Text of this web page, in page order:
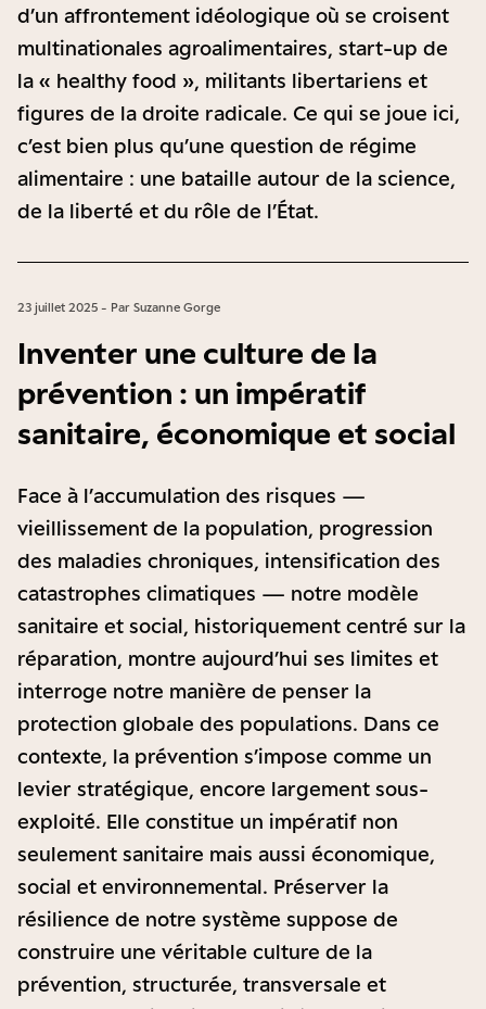
d’un affrontement idéologique où se croisent
multinationales agroalimentaires, start-up de
la « healthy food », militants libertariens et
figures de la droite radicale. Ce qui se joue ici,
c’est bien plus qu’une question de régime
alimentaire : une bataille autour de la science,
de la liberté et du rôle de l’État.
23 juillet 2025 - Par Suzanne Gorge
Inventer une culture de la
prévention : un impératif
sanitaire, économique et social
Face à l’accumulation des risques —
vieillissement de la population, progression
des maladies chroniques, intensification des
catastrophes climatiques — notre modèle
sanitaire et social, historiquement centré sur la
réparation, montre aujourd’hui ses limites et
interroge notre manière de penser la
protection globale des populations. Dans ce
contexte, la prévention s’impose comme un
levier stratégique, encore largement sous-
exploité. Elle constitue un impératif non
seulement sanitaire mais aussi économique,
social et environnemental. Préserver la
résilience de notre système suppose de
construire une véritable culture de la
prévention, structurée, transversale et